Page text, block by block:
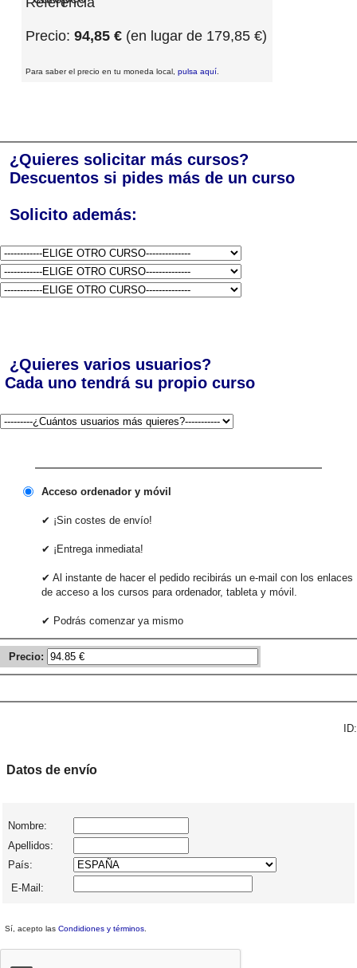
Precio: 94,85 € (en lugar de 179,85 €)
Para saber el precio en tu moneda local, pulsa aquí
¿Quieres solicitar más cursos?
Descuentos si pides más de un curso
Solicito además:
¿Quieres varios usuarios?
Cada uno tendrá su propio curso
Acceso ordenador y móvil
✔ ¡Sin costes de envío!
✔ ¡Entrega inmediata!
✔ Al instante de hacer el pedido recibirás un e-mail con los enlaces
de acceso a los cursos para ordenador, tableta y móvil.
✔ Podrás comenzar ya mismo
Precio:
ID:
Datos de envío
Nombre:
Apellidos:
País:
E-Mail:
Sí, acepto las Condidiones y términos